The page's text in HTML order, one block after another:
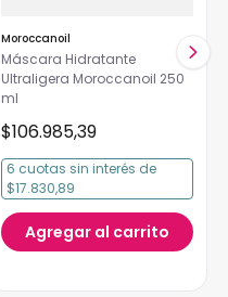
Moroccanoil
Máscara Hidratante
Ultraligera Moroccanoil 250
ml
$106.985,39
6 cuotas sin interés de
$17.830,89
Agregar al carrito